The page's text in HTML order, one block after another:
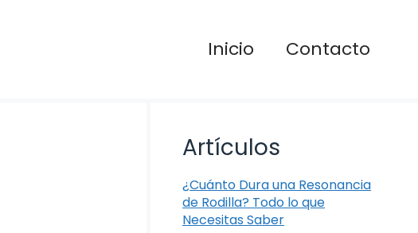
Inicio Contacto
Artículos
¿Cuánto Dura una Resonancia
de Rodilla? Todo lo que
Necesitas Saber